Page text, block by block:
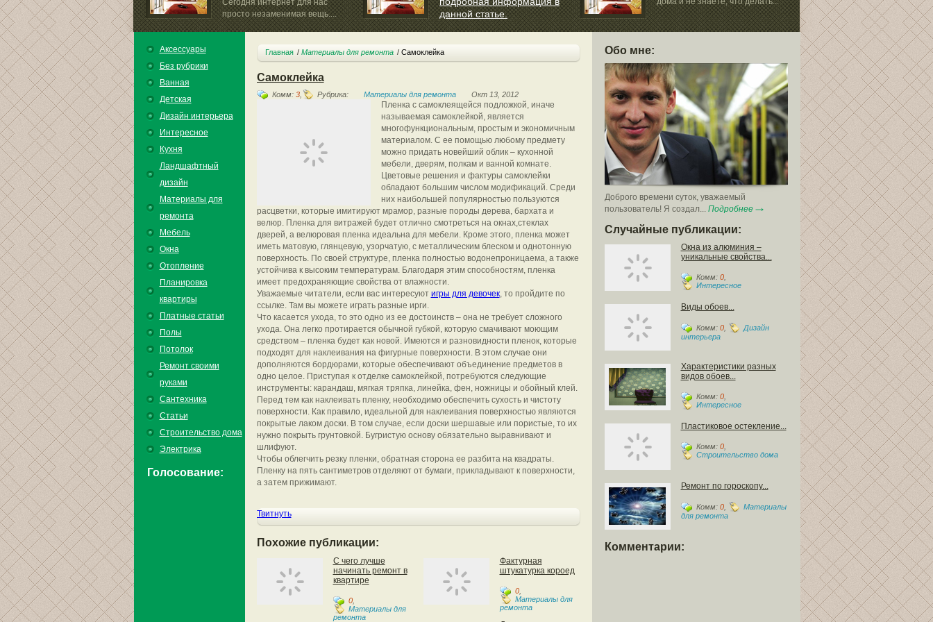
Сегодня интернет для нас
просто незаменимая вещь....
данной статье.
Большинство людей, приступая к ремонтным
Аксессуары
Без рубрики
Ванная
Детская
Дизайн интерьера
Интересное
Кухня
Ландшафтный
дизайн
Материалы для
ремонта
Мебель
Окна
Отопление
Планировка
квартиры
Платные статьи
Полы
Потолок
Ремонт своими
руками
Сантехника
Статьи
Строительство дома
Электрика
Голосование:
Обо мне:
Доброго времени суток, уважаемый
пользователь! Я создал... Подробнее
Случайные публикации:
Окна из алюминия –
уникальные свойства...
Комм: 0,
Интересное
Виды обоев...
Комм: 0,
Дизайн
интерьера
Характеристики разных
видов обоев...
Комм: 0,
Интересное
Пластиковое остекление...
Комм: 0,
Строительство дома
Ремонт по гороскопу...
Комм: 0,
Материалы
для ремонта
Комментарии:
Главная Материалы для ремонта Самоклейка
Самоклейка
Комм: 3, Рубрика: Материалы для ремонта Окт 13, 2012
Пленка с самоклеящейся подложкой, иначе
называемая самоклейкой, является
многофункциональным, простым и экономичным
материалом. С ее помощью любому предмету
можно придать новейший облик – кухонной
мебели, дверям, полкам и ванной комнате.
Цветовые решения и фактуры самоклейки
обладают большим числом модификаций. Среди
них наибольшей популярностью пользуются
расцветки, которые имитируют мрамор, разные породы дерева, бархата и
велюр. Пленка для витражей будет отлично смотреться на окнах,стеклах
дверей, а велюровая пленка идеальна для мебели. Кроме этого, пленка может
иметь матовую, глянцевую, узорчатую, с металлическим блеском и однотонную
поверхность. По своей структуре, пленка полностью водонепроницаема, а также
устойчива к высоким температурам. Благодаря этим способностям, пленка
имеет предохраняющие свойства от влажности.
Уважаемые читатели, если вас интересуют игры для девочек, то пройдите по
ссылке. Там вы можете играть разные ирги.
Что касается ухода, то это одно из ее достоинств – она не требует сложного
ухода. Она легко протирается обычной губкой, которую смачивают моющим
средством – пленка будет как новой. Имеются и разновидности пленок, которые
подходят для наклеивания на фигурные поверхности. В этом случае они
дополняются бордюрами, которые обеспечивают объединение предметов в
одно целое. Приступая к отделке самоклейкой, потребуются следующие
инструменты: карандаш, мягкая тряпка, линейка, фен, ножницы и обойный клей.
Перед тем как наклеивать пленку, необходимо обеспечить сухость и чистоту
поверхности. Как правило, идеальной для наклеивания поверхностью являются
покрытые лаком доски. В том случае, если доски шершавые или пористые, то их
нужно покрыть грунтовкой. Бугристую основу обязательно выравнивают и
шлифуют.
Чтобы облегчить резку пленки, обратная сторона ее разбита на квадраты.
Пленку на пять сантиметров отделяют от бумаги, прикладывают к поверхности,
а затем прижимают.
Твитнуть
Похожие публикации:
С чего лучше
начинать ремонт в
квартире
0,
Материалы для
ремонта
Фактурная
штукатурка короед
0,
Материалы для
ремонта